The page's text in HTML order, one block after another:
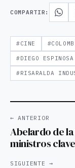
COMPARTIR:
#CINE
#DIEGO ESPINOSA
#RISARALDA
← ANTERIOR
Abelardo de
ministros
SIGUIENTE →